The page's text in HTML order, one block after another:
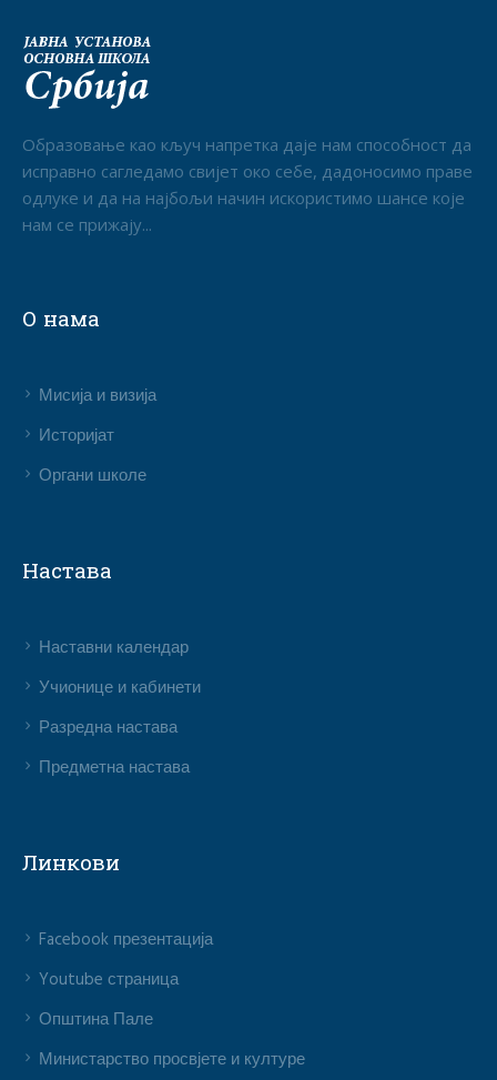
Образовање као кључ напретка даје нам способност да
исправно сагледамо свијет око себе, дадоносимо праве
одлуке и да на најбољи начин искористимо шансе које
нам се прижају...
О нама
Мисија и визија
Историјат
Органи школе
Настава
Наставни календар
Учионице и кабинети
Разредна настава
Предметна настава
Линкови
Facebook презентација
Youtube страница
Општина Пале
Министарство просвјете и културе